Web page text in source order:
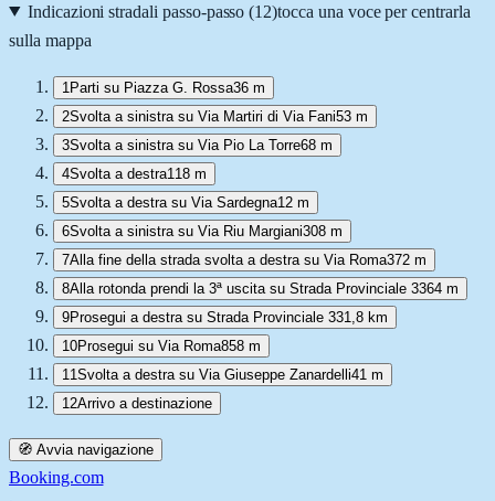
Indicazioni stradali passo-passo (12)tocca una voce per centrarla
sulla mappa
1 Parti su Piazza G. Rossa36 m
2Svolta a sinistra su Via Martiri di Via Fani53 m
3Svolta a sinistra su Via Pio La Torre68 m
4Svolta a destra118 m
5Svolta a destra su Via Sardegna12 m
6Svolta a sinistra su Via Riu Margiani308 m
7Alla fine della strada svolta a destra su Via Roma372 m
8Alla rotonda prendi la 3ª uscita su Strada Provinciale 3364 m
9Prosegui a destra su Strada Provinciale 331,8 km
10Prosegui su Via Roma858 m
11Svolta a destra su Via Giuseppe Zanardelli41 m
12Arrivo a destinazione
🧭 Avvia navigazione
Booking.com